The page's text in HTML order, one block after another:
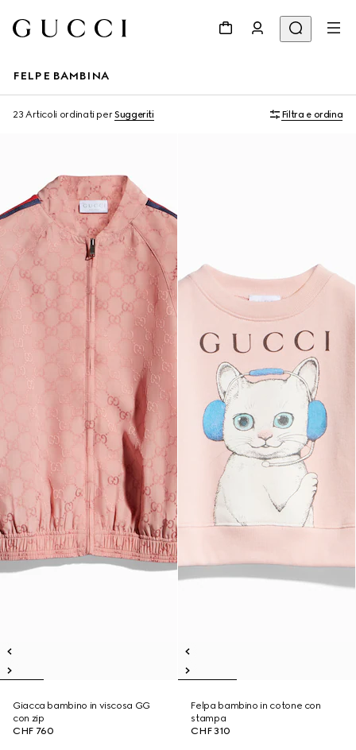
FELPE BAMBINA
23 Articoli ordinati perSuggeriti Filtra e ordina
Giacca bambino in viscosa GG
con zip
CHF 760
Felpa bambino in cotone con
stampa
CHF 310